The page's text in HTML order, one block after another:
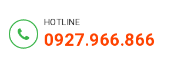
HOTLINE
0927.966.866